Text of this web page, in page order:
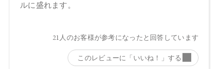
フェロール、ローズマリー葉エキス、マイカ、合成フルオロ